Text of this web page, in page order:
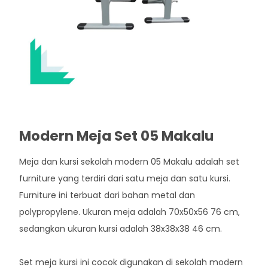
Modern Meja Set 05 Makalu
Meja dan kursi sekolah modern 05 Makalu adalah set
furniture yang terdiri dari satu meja dan satu kursi.
Furniture ini terbuat dari bahan metal dan
polypropylene. Ukuran meja adalah 70x50x56 76 cm,
sedangkan ukuran kursi adalah 38x38x38 46 cm.
Set meja kursi ini cocok digunakan di sekolah modern